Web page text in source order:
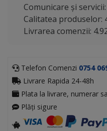
Comunicare și servicii:
Calitatea produselor:
Livrarea comenzii:
Telefon Comenzi 0754
Livrare Rapida 24-48h
Plata la livrare, numerar
Plăți sigure